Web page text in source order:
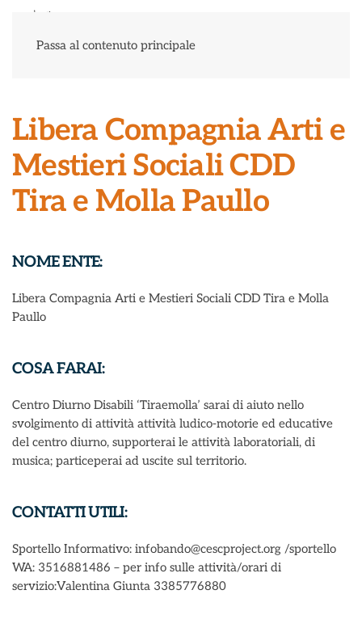
Passa al contenuto principale
Libera Compagnia Arti e
Mestieri Sociali CDD
Tira e Molla Paullo
NOME ENTE:
Libera Compagnia Arti e Mestieri Sociali CDD Tira e Molla
Paullo
COSA FARAI:
Centro Diurno Disabili ‘Tiraemolla’ sarai di aiuto nello
svolgimento di attività attività ludico-motorie ed educative
del centro diurno, supporterai le attività laboratoriali, di
musica; particeperai ad uscite sul territorio.
CONTATTI UTILI:
Sportello Informativo: infobando@cescproject.org /sportello
WA: 3516881486 – per info sulle attività/orari di
servizio:Valentina Giunta 3385776880